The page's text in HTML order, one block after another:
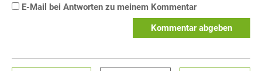
E-Mail bei Antworten zu meinem Kommentar
Kommentar abgeben